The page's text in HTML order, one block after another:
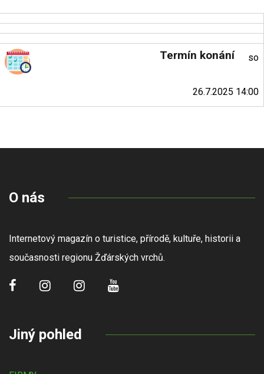
Termín konání so
26.7.2025 14:00
O nás
Internetový magazín o turistice, přírodě, kultuře, historii a
současnosti regionu Žďárských vrchů.
Jiný pohled